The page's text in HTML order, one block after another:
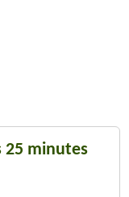
25 minutes